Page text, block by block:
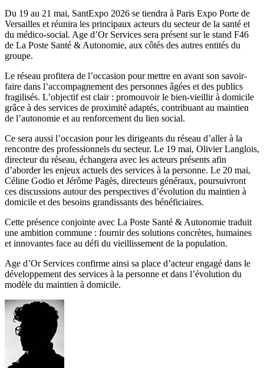
Du 19 au 21 mai, SantExpo 2026 se tiendra à Paris Expo Porte de
Versailles et réunira les principaux acteurs du secteur de la santé et
du médico-social. Age d’Or Services sera présent sur le stand F46
de La Poste Santé & Autonomie, aux côtés des autres entités du
groupe.
Le réseau profitera de l’occasion pour mettre en avant son savoir-
faire dans l’accompagnement des personnes âgées et des publics
fragilisés. L’objectif est clair : promouvoir le bien-vieillir à domicile
grâce à des services de proximité adaptés, contribuant au maintien
de l’autonomie et au renforcement du lien social.
Ce sera aussi l’occasion pour les dirigeants du réseau d’aller à la
rencontre des professionnels du secteur. Le 19 mai, Olivier Langlois,
directeur du réseau, échangera avec les acteurs présents afin
d’aborder les enjeux actuels des services à la personne. Le 20 mai,
Céline Godio et Jérôme Pagès, directeurs généraux, poursuivront
ces discussions autour des perspectives d’évolution du maintien à
domicile et des besoins grandissants des bénéficiaires.
Cette présence conjointe avec La Poste Santé & Autonomie traduit
une ambition commune : fournir des solutions concrètes, humaines
et innovantes face au défi du vieillissement de la population.
Age d’Or Services confirme ainsi sa place d’acteur engagé dans le
développement des services à la personne et dans l’évolution du
modèle du maintien à domicile.